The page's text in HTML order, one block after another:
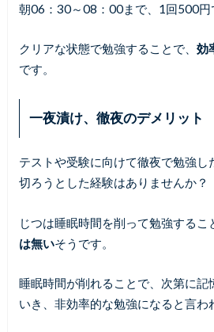
朝06：30～08：00まで、1回500円
クリアな状態で勉強することで、 効
です。
一夜漬け、徹夜のデメリット
テストや受験に向けて徹夜で勉強し
切ろうとした経験はありませんか？
じつは睡眠時間を削って勉強するこ
は無いそうです。
睡眠時間が削れることで、次第に記
いき、非効率的な勉強になると言わ